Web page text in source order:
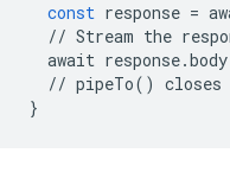
const response =
// Stream the
await response.body
// pipeTo() closes
}